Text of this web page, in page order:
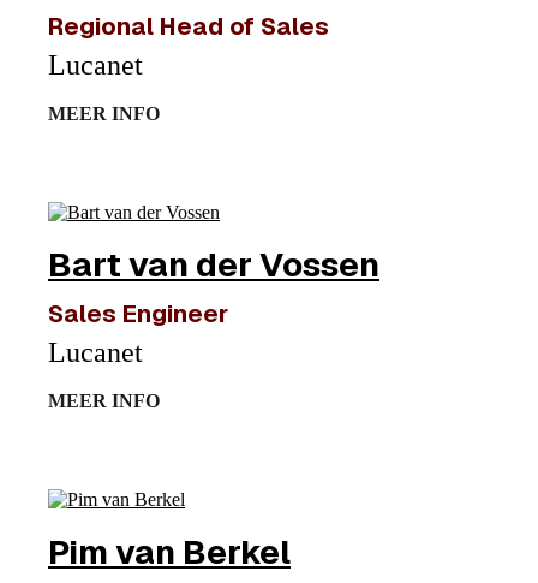
Regional Head of Sales
Lucanet
MEER INFO
Bart van der Vossen
Sales Engineer
Lucanet
MEER INFO
Pim van Berkel